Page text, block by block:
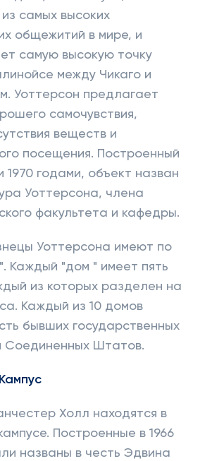
самых высоких
общежитий в мире, и
самую высокую точку
между Чикаго и
Уоттерсон предлагает
самочувствия,
веществ и
посещения. Построенный
1970 годами, объект назван
Уоттерсона, члена
факультета и кафедры.
Уоттерсона имеют по
Каждый "дом " имеет пять
из которых разделен на
Каждый из 10 домов
бывших государственных
Соединенных Штатов.
Холл находятся в
Построенные в 1966
названы в честь Эдвина